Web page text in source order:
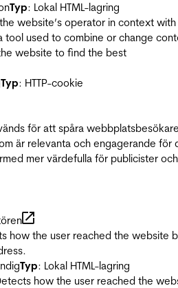
Typ: Lokal HTML-lagring
website’s operator in context with
tool used to combine or change
website to find the best
Typ: HTTP-cookie
för att spåra
är relevanta och engagerande för
mer värdefulla för publicister och
how the user reached the website
Typ: Lokal HTML-lagring
how the user reached the